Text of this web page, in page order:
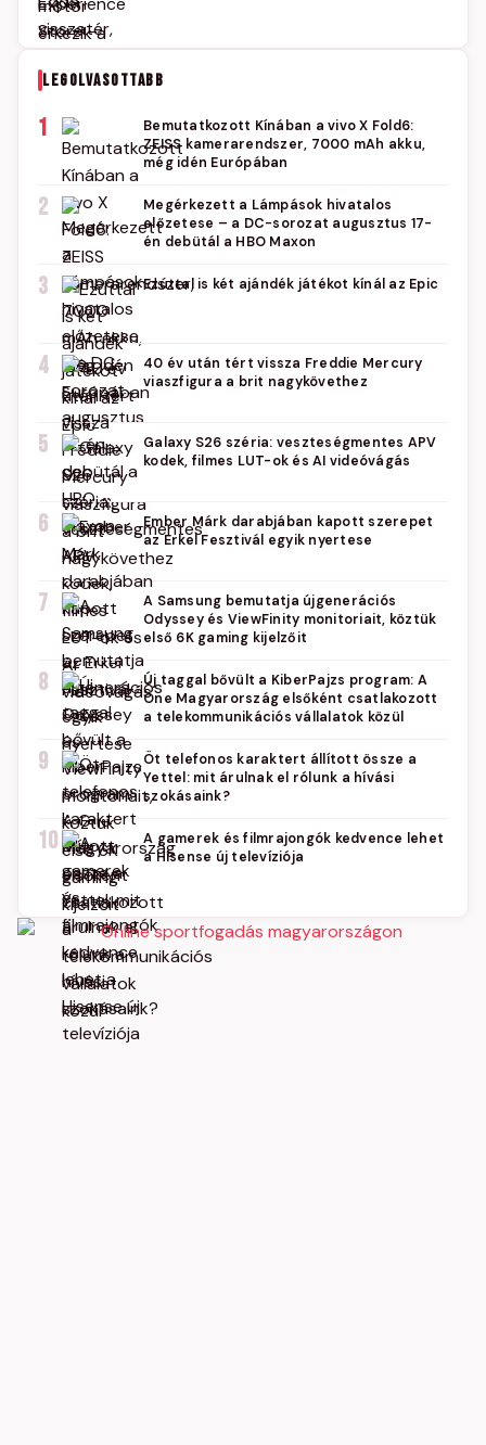
LEGOLVASOTTABB
1
Bemutatkozott Kínában a vivo X Fold6:
ZEISS kamerarendszer, 7000 mAh akku,
még idén Európában
2
Megérkezett a Lámpások hivatalos
előzetese – a DC-sorozat augusztus 17-
én debütál a HBO Maxon
3 Ezúttal is két ajándék játékot kínál az Epic
4
40 év után tért vissza Freddie Mercury
viaszfigura a brit nagykövethez
5
Galaxy S26 széria: veszteségmentes APV
kodek, filmes LUT-ok és AI videóvágás
6
Ember Márk darabjában kapott szerepet
az Erkel Fesztivál egyik nyertese
7
A Samsung bemutatja újgenerációs
Odyssey és ViewFinity monitoriait, köztük
első 6K gaming kijelzőit
8
Új taggal bővült a KiberPajzs program: A
One Magyarország elsőként csatlakozott
a telekommunikációs vállalatok közül
9
Öt telefonos karaktert állított össze a
Yettel: mit árulnak el rólunk a hívási
szokásaink?
10
A gamerek és filmrajongók kedvence lehet
a Hisense új televíziója